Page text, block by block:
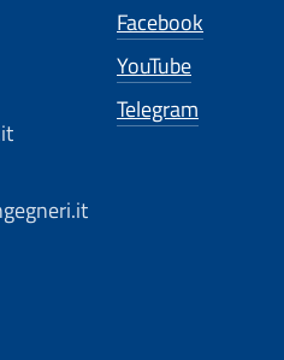
Facebook
YouTube
Telegram